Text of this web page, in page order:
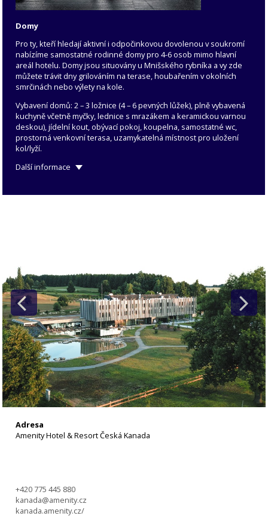
Domy
Pro ty, kteří hledají aktivní i odpočinkovou dovolenou v soukromí
nabízíme samostatné rodinné domy pro 4-6 osob mimo hlavní
areál hotelu. Domy jsou situovány u Mnišského rybníka a vy zde
můžete trávit dny grilováním na terase, houbařením v okolních
smrčinách nebo výlety na kole.
Vybavení domů: 2 – 3 ložnice (4 – 6 pevných lůžek), plně vybavená
kuchyně včetně myčky, lednice s mrazákem a keramickou varnou
deskou), jídelní kout, obývací pokoj, koupelna, samostatné wc,
prostorná venkovní terasa, uzamykatelná místnost pro uložení
kol/lyží.
Další informace
Adresa
Amenity Hotel & Resort Česká Kanada
+420 775 445 880
kanada@amenity.cz
kanada.amenity.cz/